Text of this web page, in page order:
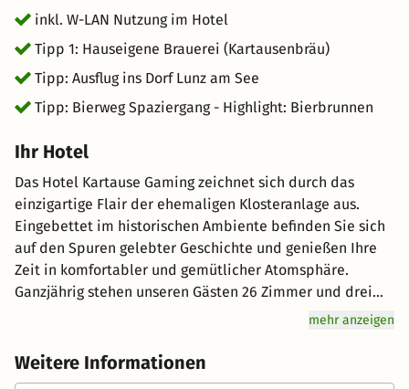
inkl. W-LAN Nutzung im Hotel
Tipp 1: Hauseigene Brauerei (Kartausenbräu)
Tipp: Ausflug ins Dorf Lunz am See
Tipp: Bierweg Spaziergang - Highlight: Bierbrunnen
Ihr Hotel
Das Hotel Kartause Gaming zeichnet sich durch das
einzigartige Flair der ehemaligen Klosteranlage aus.
Eingebettet im historischen Ambiente befinden Sie sich
auf den Spuren gelebter Geschichte und genießen Ihre
Zeit in komfortabler und gemütlicher Atomsphäre.
Ganzjährig stehen unseren Gästen 26 Zimmer und drei
Appartements im ****Sterne Bereich zur Verfügung.
probieren Sie ein Glas vom frisch gezapften
Kartausenbräu. Verschiedene Sorten vom hausgebrauten
mehr anzeigen
Weitere Informationen